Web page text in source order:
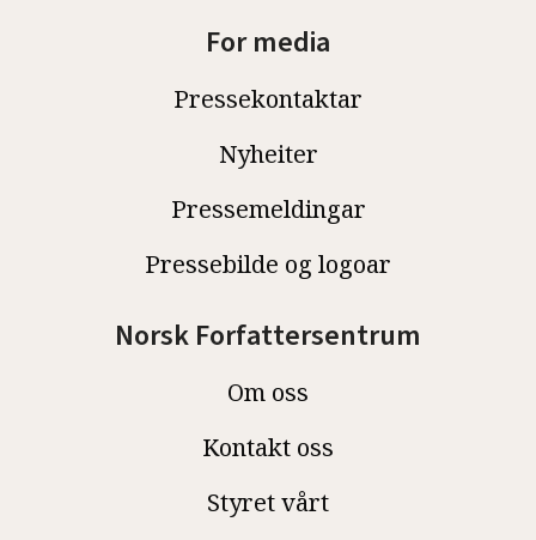
For media
Pressekontaktar
Nyheiter
Pressemeldingar
Pressebilde og logoar
Norsk Forfattersentrum
Om oss
Kontakt oss
Styret vårt